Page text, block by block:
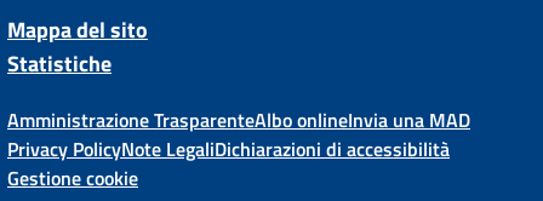
Mappa del sito
Statistiche
Amministrazione TrasparenteAlbo onlineInvia una MAD
Privacy PolicyNote LegaliDichiarazioni di accessibilità
Gestione cookie